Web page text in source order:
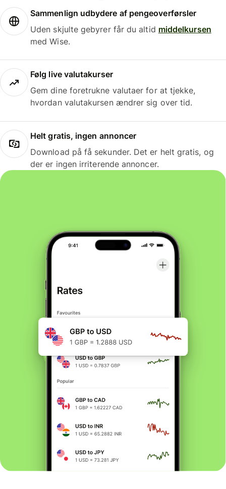
Sammenlign udbydere af pengeoverførsler
Uden skjulte gebyrer får du altid middelkursen
med Wise.
Følg live valutakurser
Gem dine foretrukne valutaer for at tjekke,
hvordan valutakursen ændrer sig over tid.
Helt gratis, ingen annoncer
Download på få sekunder. Det er helt gratis, og
der er ingen irriterende annoncer.